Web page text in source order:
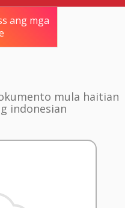
ang mga
mula haitian
indonesian